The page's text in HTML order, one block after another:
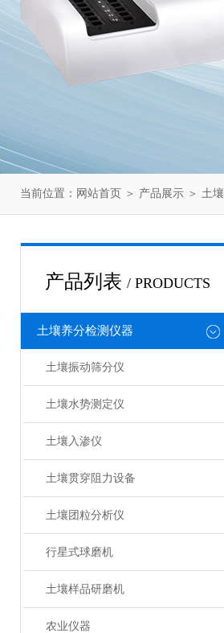
当前位置： 网站首页 ＞ 产品展示 ＞ 土
产品列表 / PRODUCTS
土壤养分检测仪器
土壤振动筛分仪
土壤水势测定仪
土壤入渗仪
土壤贯穿阻力设备
土壤团粒分析仪
行星式球磨机
土壤样品研磨机
农业仪器